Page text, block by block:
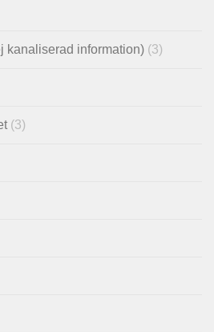
kanaliserad information) (3)
(3)